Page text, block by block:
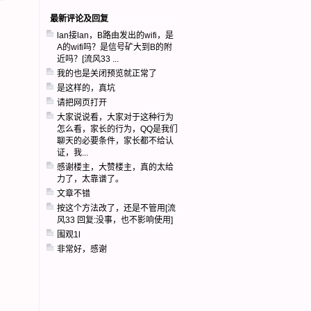
最新评论及回复
lan接lan，B路由发出的wifi，是
A的wifi吗？是信号矿大到B的附
近吗？[流风33 ...
我的也是关闭预览就正常了
是这样的，真坑
请把网页打开
大家说说看，大家对于这种行为
怎么看，家长的行为，QQ是我们
聊天的必要条件，家长都不给认
证，我...
感谢楼主，大赞楼主，真的太给
力了，太靠谱了。
文章不错
按这个方法改了，还是不管用[流
风33 回复:没事，也不影响使用]
围观1l
非常好，感谢